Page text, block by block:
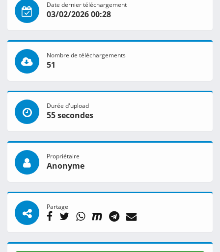
Date dernier téléchargement
03/02/2026 00:28
Nombre de téléchargements
51
Durée d'upload
55 secondes
Propriétaire
Anonyme
Partage